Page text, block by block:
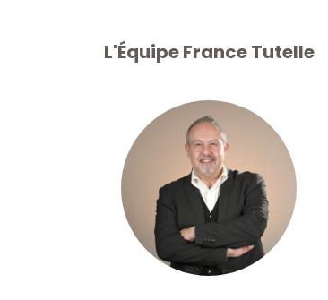
L'Équipe France Tutelle